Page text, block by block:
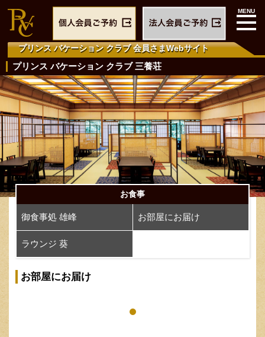
プリンス バケーション クラブ会員さまWebサイト
プリンス バケーション クラブ 三養荘
お食事
御食事処 雄峰 お部屋にお届け
ラウンジ 葵
お部屋にお届け